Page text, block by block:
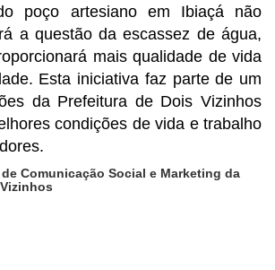
poço artesiano em Ibiaçá não
a questão da escassez de água,
mais qualidade de vida
Esta iniciativa faz parte de um
da Prefeitura de Dois Vizinhos
condições de vida e trabalho
Comunicação Social e Marketing da